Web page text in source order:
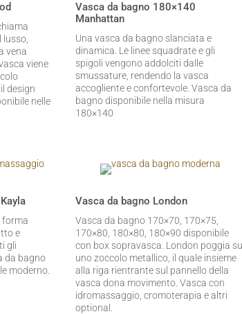
lusso,
vena
viene
design
nelle
Vasca da bagno 180×140
Manhattan
Una vasca da bagno slanciata e
dinamica. Le linee squadrate e gli
spigoli vengono addolciti dalle
smussature, rendendo la vasca
accogliente e confortevole. Vasca da
bagno disponibile nella misura
180×140
forma
e
gli
da bagno
moderno.
Vasca da bagno London
Vasca da bagno 170×70, 170×75,
170×80, 180×80, 180×90 disponibile
con box sopravasca. London poggia su
uno zoccolo metallico, il quale insieme
alla riga rientrante sul pannello della
vasca dona movimento. Vasca con
idromassaggio, cromoterapia e altri
optional.